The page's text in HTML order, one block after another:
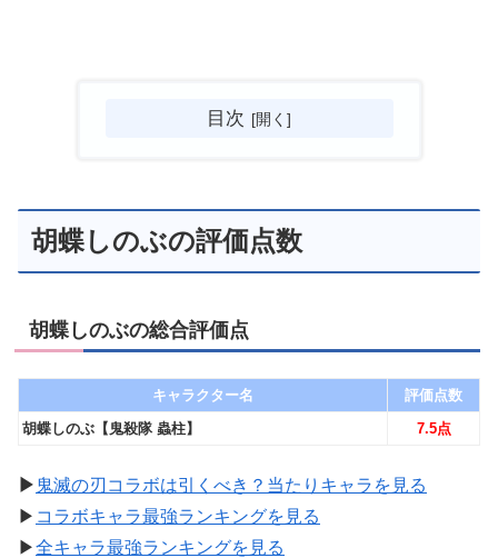
目次
胡蝶しのぶの評価点数
胡蝶しのぶの総合評価点
キャラクター名
評価点数
胡蝶しのぶ【鬼殺隊 蟲柱】
7.5点
▶︎ 鬼滅の刃コラボは引くべき？当たりキャラを見る
▶︎ コラボキャラ最強ランキングを見る
▶︎全キャラ最強ランキングを見る